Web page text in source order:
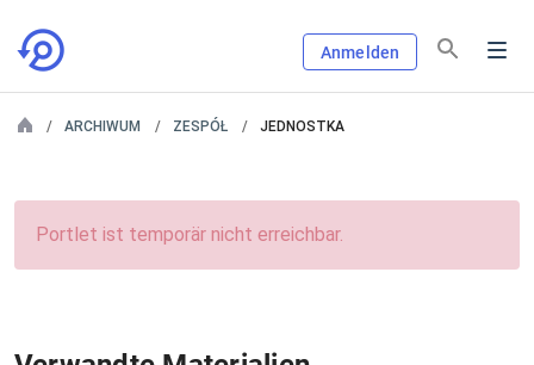
Anmelden
ARCHIWUM ZESPÓŁ JEDNOSTKA
Portlet ist temporär nicht erreichbar.